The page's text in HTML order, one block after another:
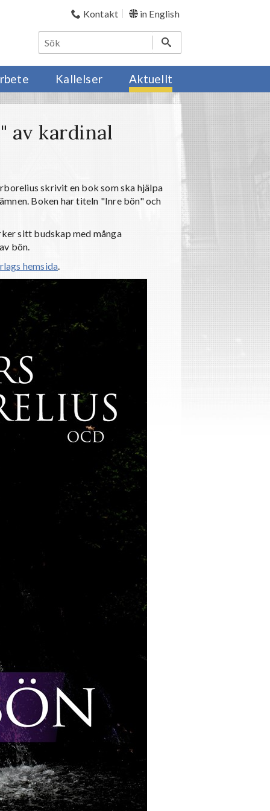
Kontakt in English
Kallelser Aktuellt
av kardinal
skrivit en bok som ska hjälpa
Boken har titeln "Inre bön" och
sitt budskap med många
bön.
hemsida.